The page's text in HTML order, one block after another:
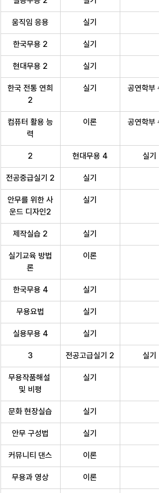
움직임 응용 실기
한국무용 2 실기
현대무용 2 실기
한국 전통 연희
2
실기 공연학부
컴퓨터 활용 능
력
이론 공연학부
2 현대무용 4 실기
전공중급실기 2 실기
안무를 위한 사
운드 디자인2
실기
제작실습 2 실기
실기교육 방법
론
이론
한국무용 4 실기
무용요법 실기
실용무용 4 실기
3 전공고급실기 2 실기
무용작품해설
및 비평
실기
문화 현장실습 실기
안무 구성법 실기
커뮤니티 댄스 이론
무용과 영상 이론